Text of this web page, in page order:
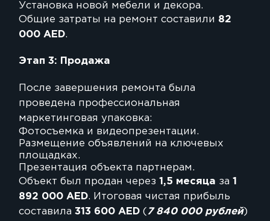
Установка новой мебели и декора.
Общие затраты на ремонт составили 82
000 AED.
Этап 3: Продажа
После завершения ремонта была
проведена профессиональная
маркетинговая упаковка:
Фотосъемка и видеопрезентации.
Размещение объявлений на ключевых
площадках.
Презентация объекта партнерам.
Объект был продан через 1,5 месяца за 1
892 000 AED. Итоговая чистая прибыль
составила 313 600 AED( 7 840 000 рублей)